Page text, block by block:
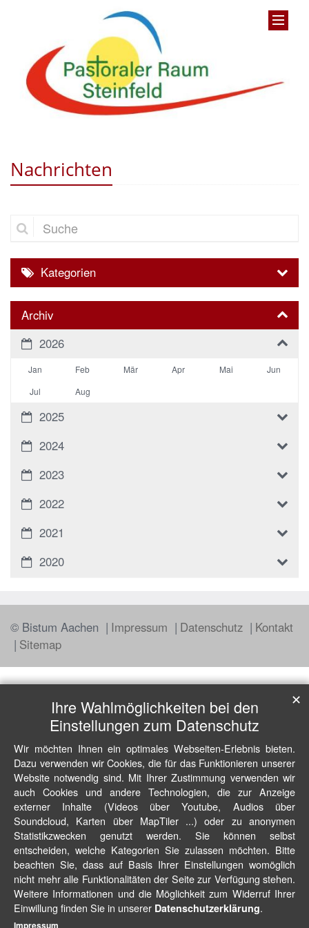
Nachrichten
Suche
Kategorien
Archiv
2026
Jan Feb Mär Apr Mai
Jun
Jul
Aug
2025
2024
2023
2022
2021
2020
© Bistum Aachen Impressum Datenschutz
Kontakt
Sitemap
Ihre Wahlmöglichkeiten bei den
Einstellungen zum Datenschutz
Wir möchten Ihnen ein optimales Webseiten-Erlebnis bieten.
Dazu verwenden wir Cookies, die für das Funktionieren unserer
Website notwendig sind. Mit Ihrer Zustimmung verwenden wir
auch Cookies und andere Technologien, die zur Anzeige
externer Inhalte (Videos über Youtube, Audios über
Soundcloud, Karten über MapTiler ...) oder zu anonymen
Statistikzwecken genutzt werden. Sie können selbst
entscheiden, welche Kategorien Sie zulassen möchten. Bitte
beachten Sie, dass auf Basis Ihrer Einstellungen womöglich
nicht mehr alle Funktionalitäten der Seite zur Verfügung stehen.
Weitere Informationen und die Möglichkeit zum Widerruf Ihrer
Einwillung finden Sie in unserer Datenschutzerklärung.
✕
Impressum